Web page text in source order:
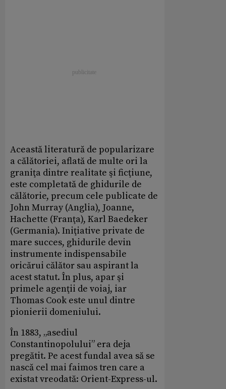
Această literatură de popularizare
a călătoriei, aflată de multe ori la
graniţa dintre realitate şi ficţiune,
este completată de ghidurile de
călătorie, precum cele publicate de
John Murray (Anglia), Joanne,
Hachette (Franţa), Karl Baedeker
(Germania). Iniţiative private de
mare succes, ghidurile devin
instrumente indispensabile
oricărui călător sau aspirant la
acest statut. În plus, apar şi
primele agenţii de voiaj, iar
Thomas Cook este unul dintre
pionierii domeniului.
În 1883, „asediul
Constantinopolului” era deja
pregătit. Pe acest fundal avea să se
nască cel mai faimos tren care a
existat vreodată: Orient-Express-ul.